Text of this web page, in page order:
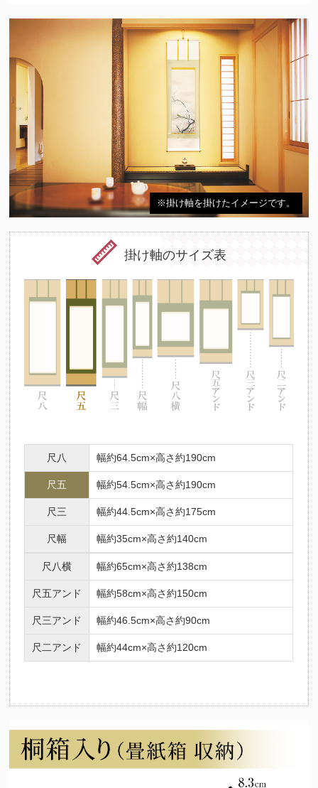
※掛け軸を掛けたイメージです。
掛け軸のサイズ表
尺八 幅約64.5cm×高さ約190cm
尺五 幅約54.5cm×高さ約190cm
尺三 幅約44.5cm×高さ約175cm
尺幅 幅約35cm×高さ約140cm
尺八横 幅約65cm×高さ約138cm
尺五アンド 幅約58cm×高さ約150cm
尺三アンド 幅約46.5cm×高さ約90cm
尺二アンド 幅約44cm×高さ約120cm